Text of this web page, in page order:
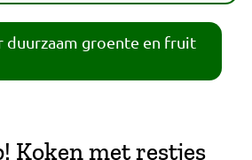
duurzaam groente en fruit
Koken met restjes